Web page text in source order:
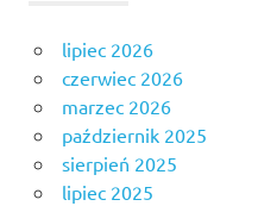
lipiec 2026
czerwiec 2026
marzec 2026
październik 2025
sierpień 2025
lipiec 2025